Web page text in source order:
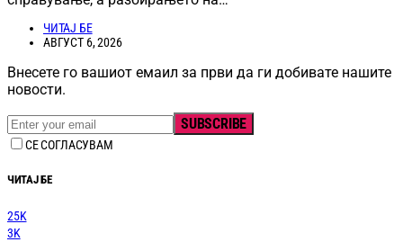
ЧИТАЈ БЕ
АВГУСТ 6, 2026
Внесете го вашиот емаил за први да ги добивате нашите
новости.
SUBSCRIBE
СЕ СОГЛАСУВАМ
ЧИТАЈ БЕ
25K
3K